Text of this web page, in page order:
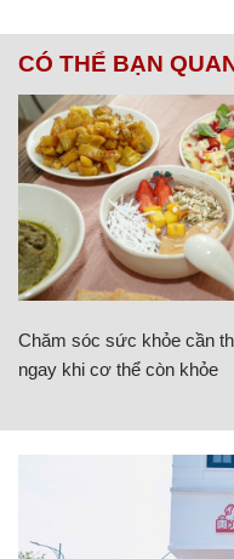
CÓ THỂ BẠN
Chăm sóc sức khỏe cần
ngay khi cơ thể còn khỏe